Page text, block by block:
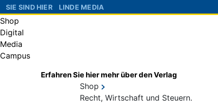
SIE SIND HIER LINDE MEDIA
Shop
Digital
Media
Campus
Erfahren Sie hier mehr über den Verlag
Shop
Recht, Wirtschaft und Steuern.